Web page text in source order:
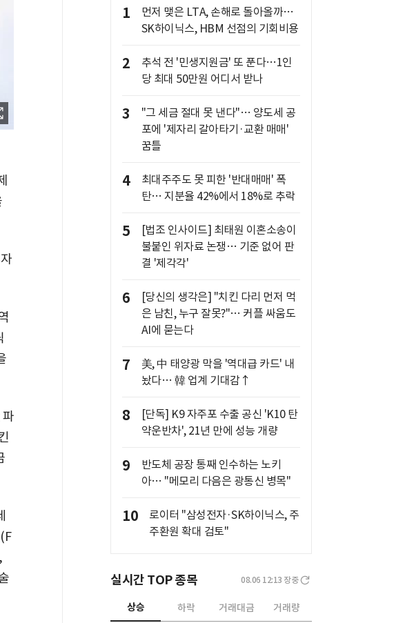
1
먼저 맺은 LTA, 손해로 돌아올까…
SK하이닉스, HBM 선점의 기회비용
2
추석 전 '민생지원금' 또 푼다…1인
당 최대 50만원 어디서 받나
3
"그 세금 절대 못 낸다"… 양도세 공
포에 '제자리 갈아타기·교환 매매'
꿈틀
4
최대주주도 못 피한 '반대매매' 폭
탄… 지분율 42%에서 18%로 추락
5
[법조 인사이드] 최태원 이혼소송이
불붙인 위자료 논쟁… 기준 없어 판
결 '제각각'
6
[당신의 생각은] "치킨 다리 먼저 먹
은 남친, 누구 잘못?"… 커플 싸움도
AI에 묻는다
7
美, 中 태양광 막을 '역대급 카드' 내
놨다… 韓 업계 기대감↑
8
[단독] K9 자주포 수출 공신 'K10 탄
약운반차', 21년 만에 성능 개량
9
반도체 공장 통째 인수하는 노키
아… "메모리 다음은 광통신 병목"
10
로이터 "삼성전자·SK하이닉스, 주
주환원 확대 검토"
실시간 TOP 종목 08.06 12:13 장중
상승 하락 거래대금 거래량